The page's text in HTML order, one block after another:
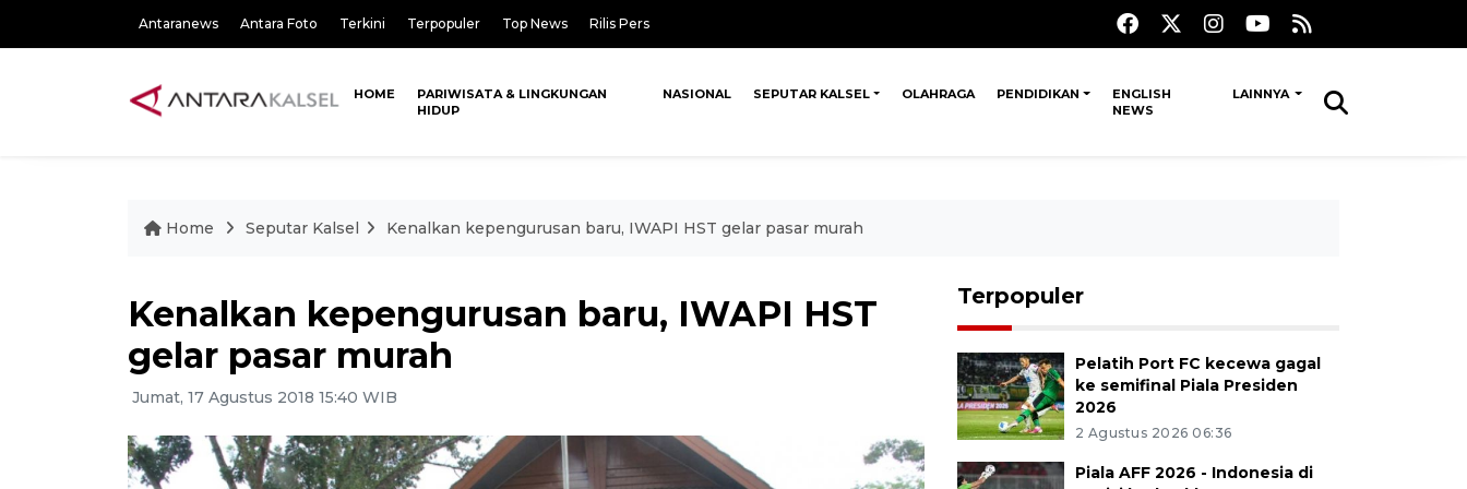
Antaranews Antara Foto Terkini Terpopuler Top News Rilis Pers
HOME
PARIWISATA & LINGKUNGAN
HIDUP
NASIONAL SEPUTAR KALSEL OLAHRAGA PENDIDIKAN
ENGLISH
NEWS
LAINNYA
Home Seputar Kalsel Kenalkan kepengurusan baru, IWAPI HST gelar pasar murah
Kenalkan kepengurusan baru, IWAPI HST
gelar pasar murah
Jumat, 17 Agustus 2018 15:40 WIB
Terpopuler
Pelatih Port FC kecewa gagal
ke semifinal Piala Presiden
2026
2 Agustus 2026 06:36
Piala AFF 2026 - Indonesia di